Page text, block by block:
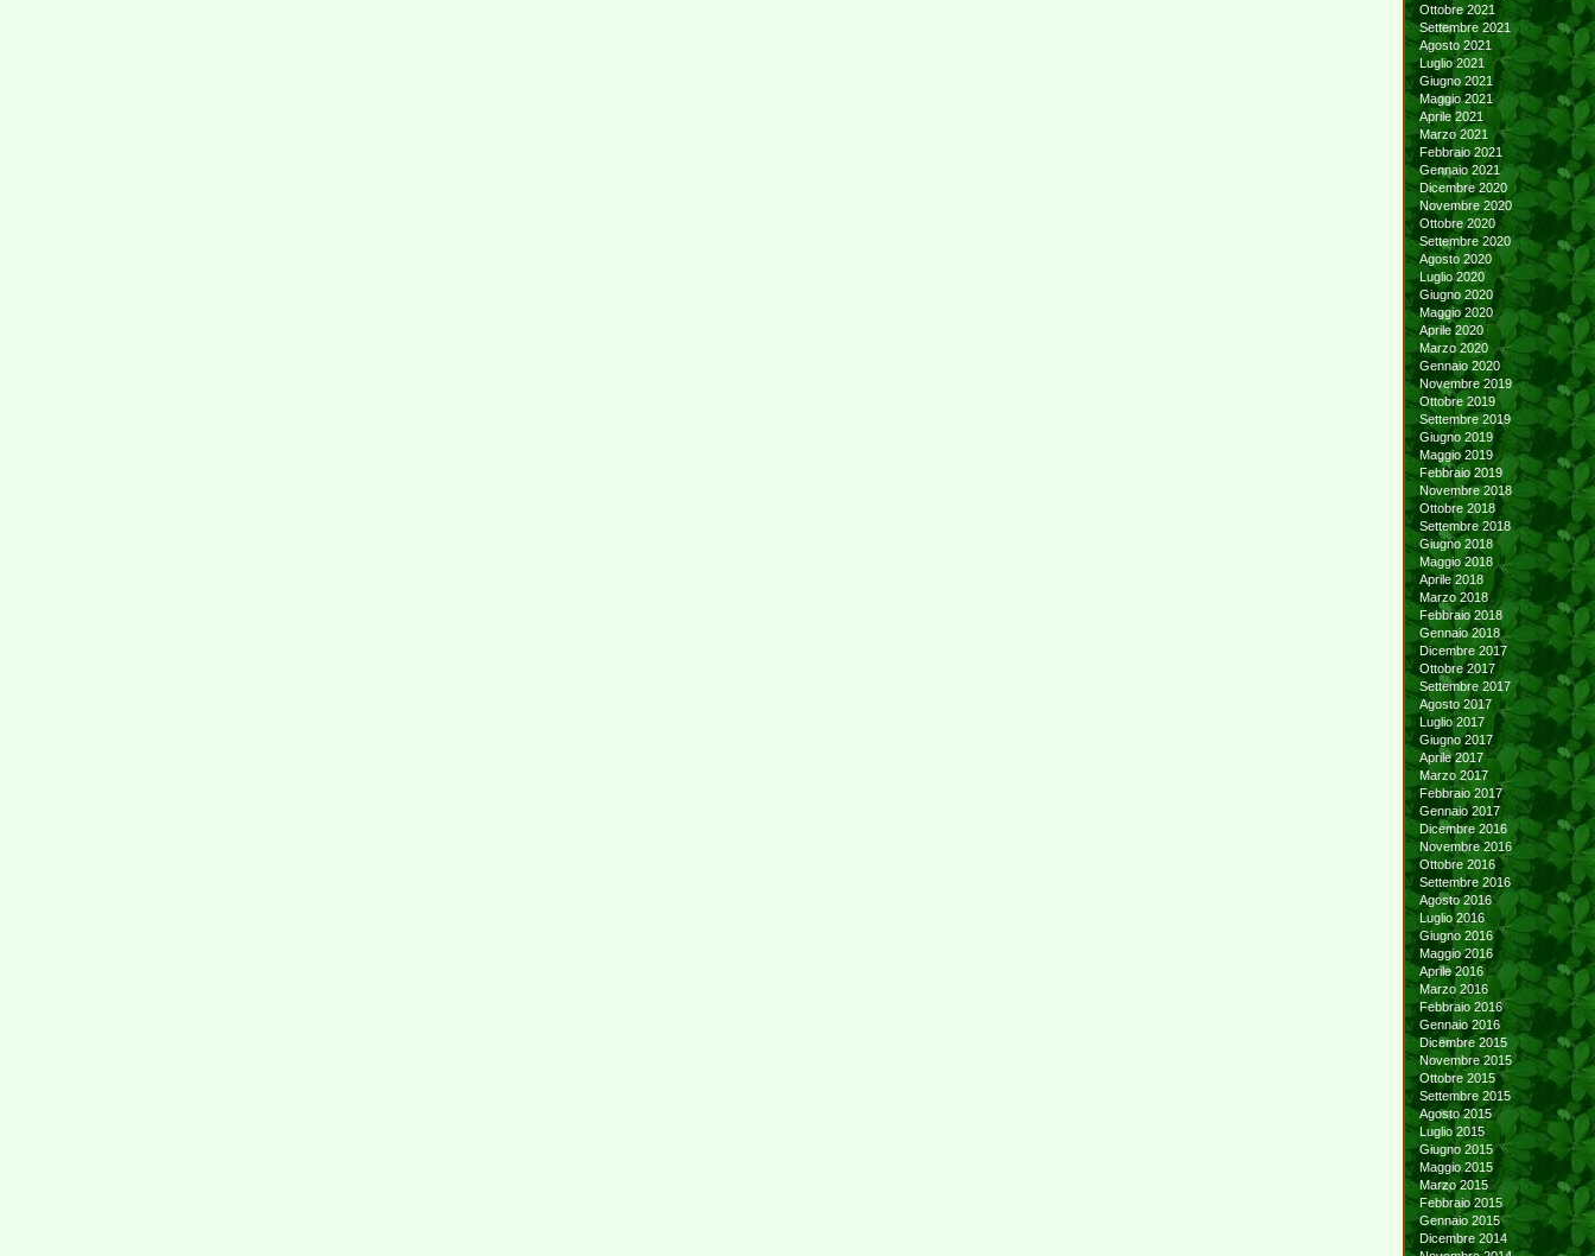
Ottobre 2021
Settembre 2021
Agosto 2021
Luglio 2021
Giugno 2021
Maggio 2021
Aprile 2021
Marzo 2021
Febbraio 2021
Gennaio 2021
Dicembre 2020
Novembre 2020
Ottobre 2020
Settembre 2020
Agosto 2020
Luglio 2020
Giugno 2020
Maggio 2020
Aprile 2020
Marzo 2020
Gennaio 2020
Novembre 2019
Ottobre 2019
Settembre 2019
Giugno 2019
Maggio 2019
Febbraio 2019
Novembre 2018
Ottobre 2018
Settembre 2018
Giugno 2018
Maggio 2018
Aprile 2018
Marzo 2018
Febbraio 2018
Gennaio 2018
Dicembre 2017
Ottobre 2017
Settembre 2017
Agosto 2017
Luglio 2017
Giugno 2017
Aprile 2017
Marzo 2017
Febbraio 2017
Gennaio 2017
Dicembre 2016
Novembre 2016
Ottobre 2016
Settembre 2016
Agosto 2016
Luglio 2016
Giugno 2016
Maggio 2016
Aprile 2016
Marzo 2016
Febbraio 2016
Gennaio 2016
Dicembre 2015
Novembre 2015
Ottobre 2015
Settembre 2015
Agosto 2015
Luglio 2015
Giugno 2015
Maggio 2015
Marzo 2015
Febbraio 2015
Gennaio 2015
Dicembre 2014